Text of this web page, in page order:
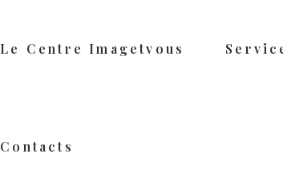
Le Centre Imagetvous
Contacts